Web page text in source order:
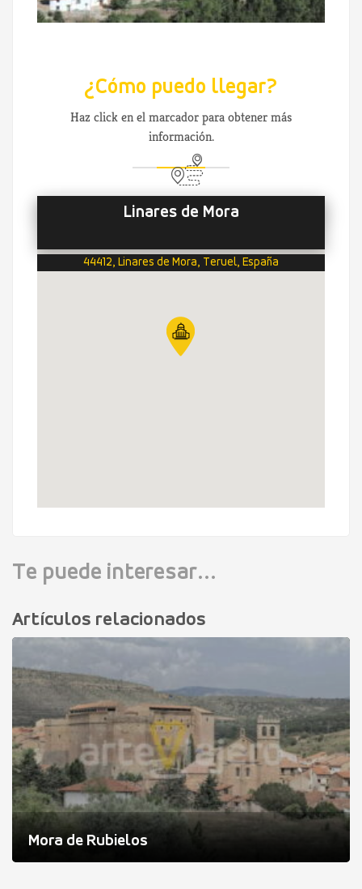
¿Cómo puedo llegar?
Haz click en el marcador para obtener más
información.
Linares de Mora
44412, Linares de Mora, Teruel, España
Te puede interesar...
Artículos relacionados
Mora de Rubielos